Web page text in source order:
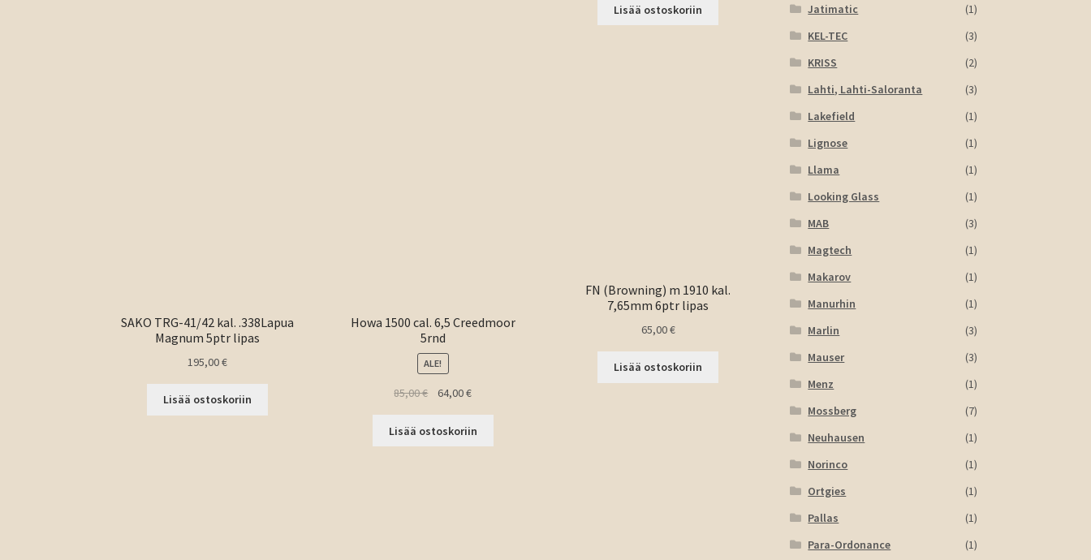
Lisää ostoskoriin
SAKO TRG-41/42 kal. .338Lapua
Magnum 5ptr lipas
195,00€
Lisää ostoskoriin
Howa 1500 cal. 6,5 Creedmoor
5rnd
ALE!
85,00€
Alkuperäinen
oli:
85,00 €.
64,00€Nykyinen
on:
64,00 €.
Lisää ostoskoriin
FN (Browning) m 1910 kal.
7,65mm 6ptr lipas
65,00€
Lisää ostoskoriin
Jatimatic
(1)
KEL-TEC
(3)
KRISS
(2)
Lahti, Lahti-Saloranta
(3)
Lakefield
(1)
Lignose
(1)
Llama
(1)
Looking Glass
(1)
MAB
(3)
Magtech
(1)
Makarov
(1)
Manurhin
(1)
Marlin
(3)
Mauser
(3)
Menz
(1)
Mossberg
(7)
Neuhausen
(1)
Norinco
(1)
Ortgies
(1)
Pallas
(1)
Para-Ordonance
(1)